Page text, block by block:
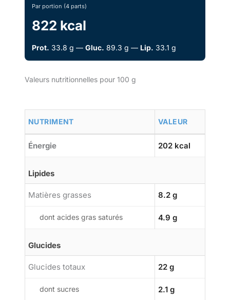
Par portion (4 parts)
822 kcal
Prot. 33.8 g — Gluc. 89.3 g — Lip. 33.1 g
Valeurs nutritionnelles pour 100 g
NUTRIMENT VALEUR
Énergie 202 kcal
Lipides
Matières grasses 8.2 g
dont acides gras saturés 4.9 g
Glucides
Glucides totaux 22 g
dont sucres 2.1 g